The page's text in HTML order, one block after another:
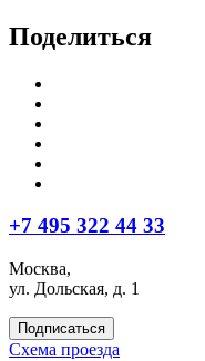
Поделиться
+7 495 322 44 33
Москва,
ул. Дольская, д. 1
Подписаться
Схема проезда